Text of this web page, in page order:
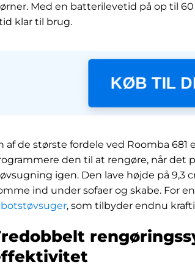
Med en batterilevetid på op til
klar til brug.
KØB TIL
af de største fordele ved Roomba
den til at rengøre, når det
igen. Den lave højde på 9,3
ind under sofaer og skabe. For
, som tilbyder endnu